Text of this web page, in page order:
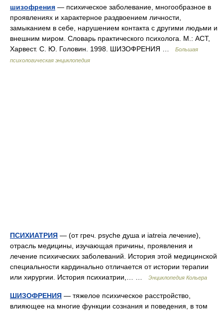
шизофрения — психическое заболевание, многообразное в
проявлениях и характерное раздвоением личности,
замыканием в себе, нарушением контакта с другими людьми и
внешним миром. Словарь практического психолога. М.: АСТ,
Харвест. С. Ю. Головин. 1998. ШИЗОФРЕНИЯ …
Большая
психологическая энциклопедия
ПСИХИАТРИЯ — (от греч. psyche душа и iatreia лечение),
отрасль медицины, изучающая причины, проявления и
лечение психических заболеваний. История этой медицинской
специальности кардинально отличается от истории терапии
или хирургии. История психиатрии,… …
Энциклопедия Кольера
ШИЗОФРЕНИЯ — тяжелое психическое расстройство,
влияющее на многие функции сознания и поведения, в том